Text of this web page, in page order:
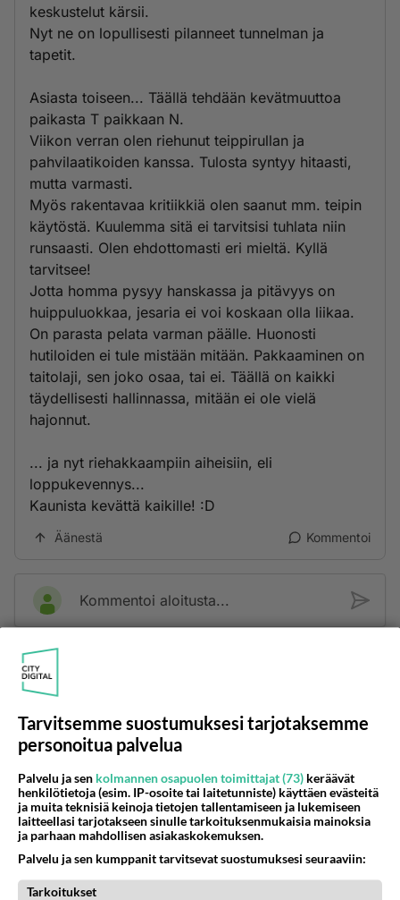
keskustelut kärsii.
Nyt ne on lopullisesti pilanneet tunnelman ja
tapetit.
Asiasta toiseen... Täällä tehdään kevätmuuttoa
paikasta T paikkaan N.
Viikon verran olen riehunut teippirullan ja
pahvilaatikoiden kanssa. Tulosta syntyy hitaasti,
mutta varmasti.
Myös rakentavaa kritiikkiä olen saanut mm. teipin
käytöstä. Kuulemma sitä ei tarvitsisi tuhlata niin
runsaasti. Olen ehdottomasti eri mieltä. Kyllä
tarvitsee!
Jotta homma pysyy hanskassa ja pitävyys on
huippuluokkaa, jesaria ei voi koskaan olla liikaa.
On parasta pelata varman päälle. Huonosti
hutiloiden ei tule mistään mitään. Pakkaaminen on
taitolaji, sen joko osaa, tai ei. Täällä on kaikki
täydellisesti hallinnassa, mitään ei ole vielä
hajonnut.
... ja nyt riehakkaampiin aiheisiin, eli
loppukevennys...
Kaunista kevättä kaikille! :D
Äänestä Kommentoi
Kommentoi aloitusta...
LUETUIMMAT KESKUSTELUT
PÄIVÄ VIIKKO KUUKAUSI
kenen näköinen
kaivattusi on ?
07.08.2026 16:24
Ikävä
53
Tarvitsemme suostumuksesi tarjotaksemme
personoitua palvelua
Palvelu ja sen kolmannen osapuolen toimittajat (73) keräävät
henkilötietoja (esim. IP-osoite tai laitetunniste) käyttäen evästeitä
ja muita teknisiä keinoja tietojen tallentamiseen ja lukemiseen
laitteellasi tarjotakseen sinulle tarkoituksenmukaisia mainoksia
ja parhaan mahdollisen asiakaskokemuksen.
Palvelu ja sen kumppanit tarvitsevat suostumuksesi seuraaviin:
Tarkoitukset